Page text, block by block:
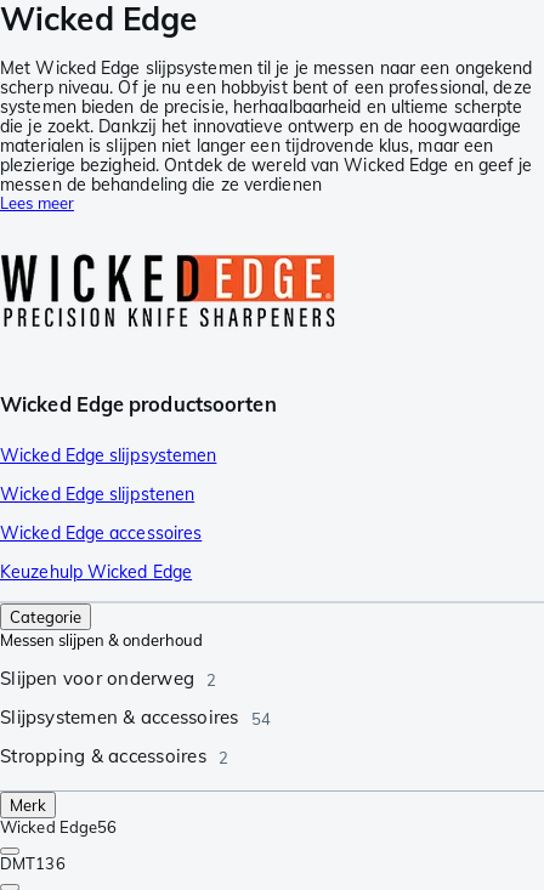
Wicked Edge
Met Wicked Edge slijpsystemen til je je messen naar een ongekend
scherp niveau. Of je nu een hobbyist bent of een professional, deze
systemen bieden de precisie, herhaalbaarheid en ultieme scherpte
die je zoekt. Dankzij het innovatieve ontwerp en de hoogwaardige
materialen is slijpen niet langer een tijdrovende klus, maar een
plezierige bezigheid. Ontdek de wereld van Wicked Edge en geef je
messen de behandeling die ze verdienen
Lees meer
Wicked Edge productsoorten
Wicked Edge slijpsystemen
Wicked Edge slijpstenen
Wicked Edge accessoires
Keuzehulp Wicked Edge
Categorie
Messen slijpen & onderhoud
Slijpen voor onderweg 2
Slijpsystemen & accessoires 54
Stropping & accessoires 2
Merk
Wicked Edge56
DMT136